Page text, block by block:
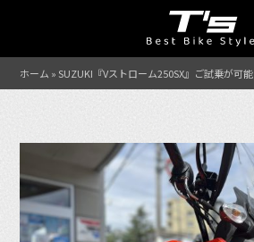
ホーム » SUZUKI『Vストローム250SX』ご試乗が可